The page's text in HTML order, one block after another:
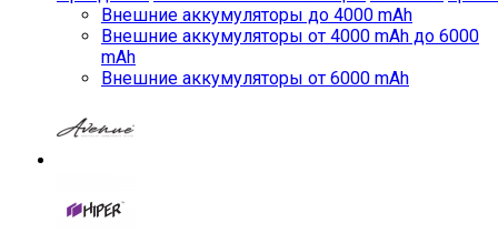
Внешние аккумуляторы до 4000 mAh
Внешние аккумуляторы от 4000 mAh до 6000
mAh
Внешние аккумуляторы от 6000 mAh